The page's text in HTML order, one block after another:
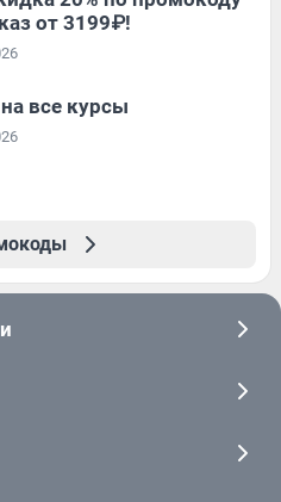
от 3199₽!
все курсы